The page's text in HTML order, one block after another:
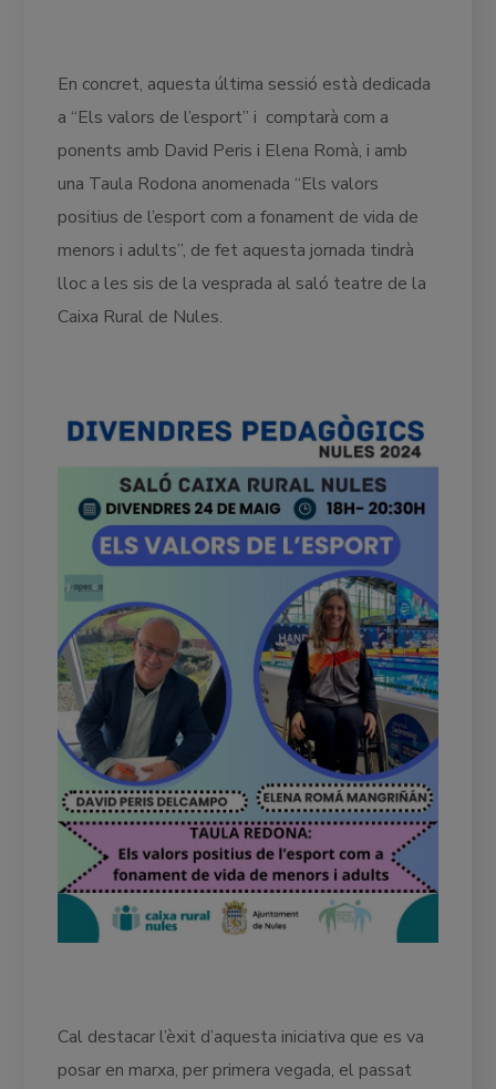
En concret, aquesta última sessió està dedicada
a “Els valors de l’esport” i comptarà com a
ponents amb David Peris i Elena Romà, i amb
una Taula Rodona anomenada “Els valors
positius de l’esport com a fonament de vida de
menors i adults”, de fet aquesta jornada tindrà
lloc a les sis de la vesprada al saló teatre de la
Caixa Rural de Nules.
Cal destacar l’èxit d’aquesta iniciativa que es va
posar en marxa, per primera vegada, el passat